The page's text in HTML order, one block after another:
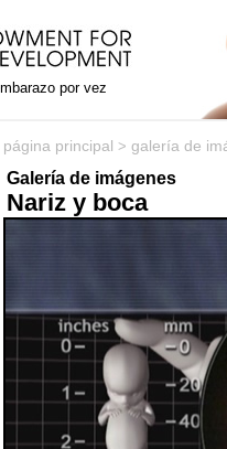
por vez
página principal > galería de
Galería de imágenes
Nariz y boca